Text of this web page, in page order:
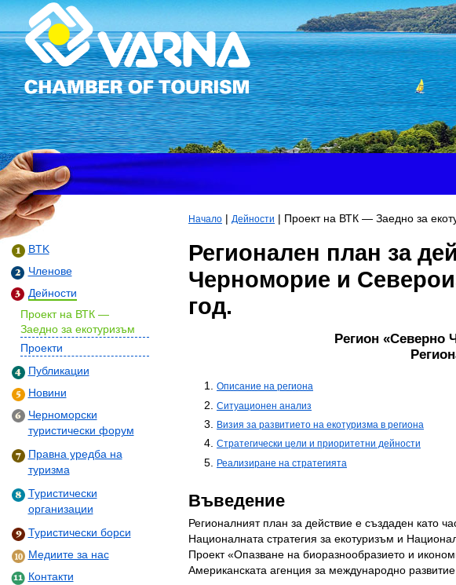
BTK
Членове
Дейности
Проект на ВТК —
Заедно за екотуризъм
Проекти
Публикации
Новини
Черноморски
туристически форум
Правна уредба на
туризма
Туристически
организации
Туристически борси
Медиите за нас
Контакти
Начало | Дейности | Проект на ВТК — Заедно за
Регионален план за
Черноморие и
год.
Регион «Северно
Описание на региона
Ситуационен анализ
Визия за развитието на екотуризма в региона
Стратегически цели и приоритетни дейности
Реализиране на стратегията
Въведение
Регионалният план за действие е създаден като
Националната стратегия за екотуризъм и
Проект «Опазване на биоразнообразието и
Американската агенция за международно развитие